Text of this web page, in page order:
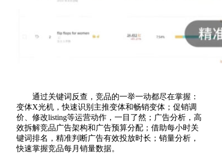
通过关键词反查，竞品的一举一动都尽在掌握：
变体X光机，快速识别主推变体和畅销变体；促销调
价、修改listing等运营动作，一目了然；广告分析，高
效拆解竞品广告架构和广告预算分配；借助每小时关
键词排名，精准判断广告有效投放时长；销量分析，
快速掌握竞品每月销量数据。